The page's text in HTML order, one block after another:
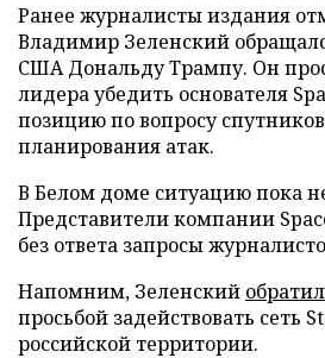
Ранее журналисты издания
Владимир Зеленский
США Дональду Трампу. Он
лидера убедить основателя
позицию по вопросу
планирования атак.
В Белом доме ситуацию пока
Представители компании
без ответа запросы
Напомним, Зеленский
просьбой задействовать сеть
российской территории.